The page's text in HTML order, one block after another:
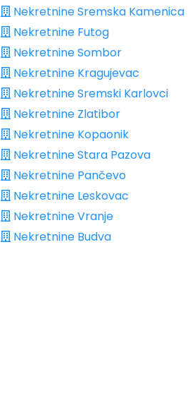
Nekretnine Sremska Kamenica
Nekretnine Futog
Nekretnine Sombor
Nekretnine Kragujevac
Nekretnine Sremski Karlovci
Nekretnine Zlatibor
Nekretnine Kopaonik
Nekretnine Stara Pazova
Nekretnine Pančevo
Nekretnine Leskovac
Nekretnine Vranje
Nekretnine Budva